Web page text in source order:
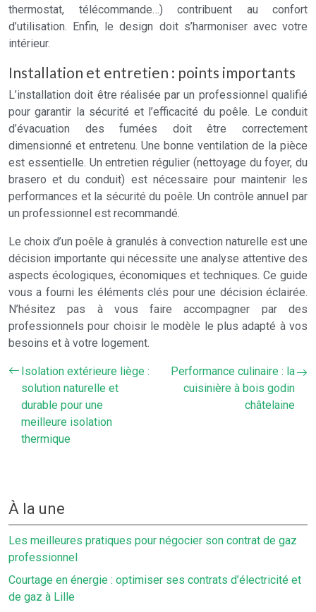
thermostat, télécommande…) contribuent au confort
d’utilisation. Enfin, le design doit s’harmoniser avec votre
intérieur.
Installation et entretien : points importants
L’installation doit être réalisée par un professionnel qualifié
pour garantir la sécurité et l’efficacité du poêle. Le conduit
d’évacuation des fumées doit être correctement
dimensionné et entretenu. Une bonne ventilation de la pièce
est essentielle. Un entretien régulier (nettoyage du foyer, du
brasero et du conduit) est nécessaire pour maintenir les
performances et la sécurité du poêle. Un contrôle annuel par
un professionnel est recommandé.
Le choix d’un poêle à granulés à convection naturelle est une
décision importante qui nécessite une analyse attentive des
aspects écologiques, économiques et techniques. Ce guide
vous a fourni les éléments clés pour une décision éclairée.
N’hésitez pas à vous faire accompagner par des
professionnels pour choisir le modèle le plus adapté à vos
besoins et à votre logement.
Isolation extérieure liège :
solution naturelle et
durable pour une
meilleure isolation
thermique
Performance culinaire : la
cuisinière à bois godin
châtelaine
À la une
Les meilleures pratiques pour négocier son contrat de gaz
professionnel
Courtage en énergie : optimiser ses contrats d’électricité et
de gaz à Lille